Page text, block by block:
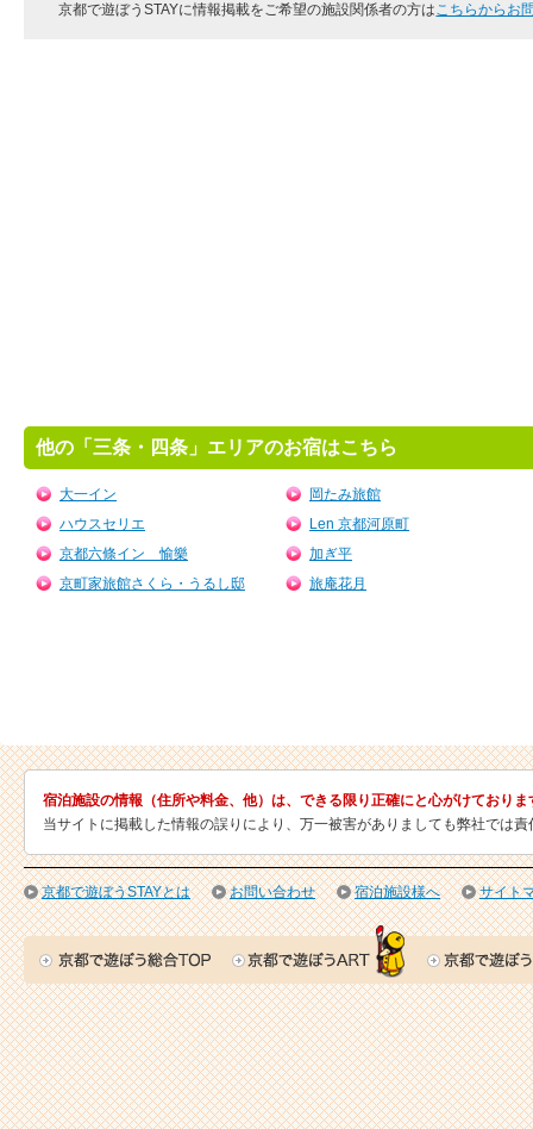
京都で遊ぼうSTAYに情報掲載をご希望の施設関係者の方はこちらからお
他の「三条・四条」エリアのお宿はこちら
大一イン
岡たみ旅館
ハウスセリエ
Len 京都河原町
京都六條イン 愉樂
加ぎ平
京町家旅館さくら・うるし邸
旅庵花月
宿泊施設の情報（住所や料金、他）は、できる限り正確にと心がけており
当サイトに掲載した情報の誤りにより、万一被害がありましても弊社では
京都で遊ぼうSTAYとは お問い合わせ 宿泊施設様へ サイト